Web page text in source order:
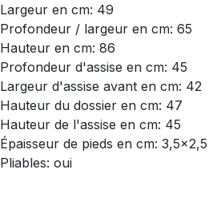
Largeur en cm: 49
Profondeur / largeur en cm: 65
Hauteur en cm: 86
Profondeur d'assise en cm: 45
Largeur d'assise avant en cm: 42
Hauteur du dossier en cm: 47
Hauteur de l'assise en cm: 45
Épaisseur de pieds en cm: 3,5x2,5
Pliables: oui